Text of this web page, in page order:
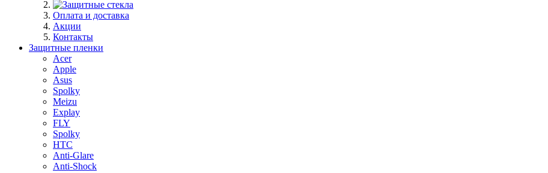
Оплата и доставка
Акции
Контакты
Защитные пленки
Acer
Apple
Asus
Spolky
Meizu
Explay
FLY
Spolky
HTC
Anti-Glare
Anti-Shock